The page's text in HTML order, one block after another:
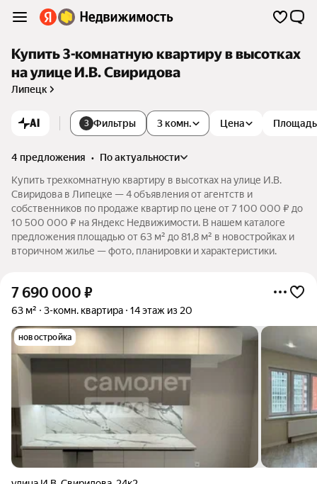
Купить 3-комнатную квартиру в высотках
на улице И.В. Свиридова
Липецк
AI 3 Фильтры 3 комн. Цена Площадь
4 предложения •
по актуальности
Купить трехкомнатную квартиру в высотках на улице И.В.
Свиридова в Липецке — 4 объявления от агентств и
собственников по продаже квартир по цене от 7 100 000 ₽ до
10 500 000 ₽ на Яндекс Недвижимости. В нашем каталоге
предложения площадью от 63 м² до 81,8 м² в новостройках и
вторичном жилье — фото, планировки и характеристики.
7 690 000 ₽
63 м² 3-комн. квартира 14 этаж из 20
новостройка